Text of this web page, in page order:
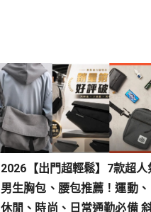
2026【出門超輕鬆】7款超人
男生胸包、腰包推薦！運動、
休閒、時尚、日常通勤必備